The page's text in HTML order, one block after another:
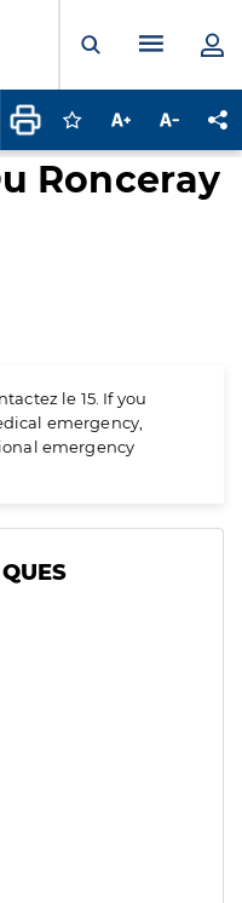
Ouvrir laMenu
Connectez-vous
Augmenter la
Ronceray
le 15. If you
emergency,
emergency